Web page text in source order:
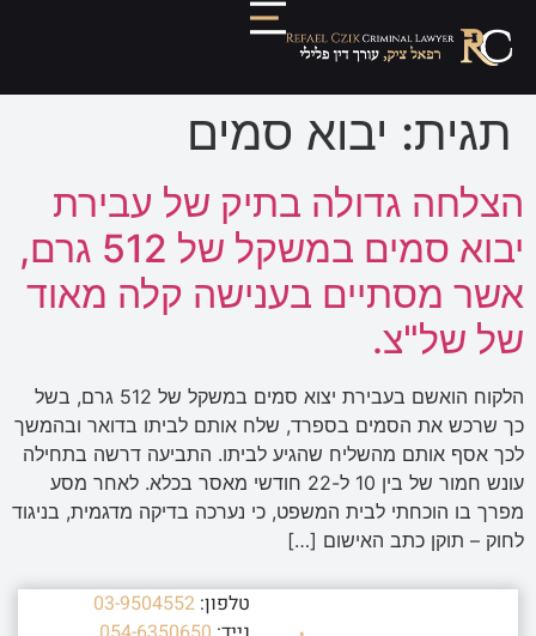
תגית: יבוא סמים
הצלחה גדולה בתיק של עבירת
יבוא סמים במשקל של 512 גרם,
אשר מסתיים בענישה קלה מאוד
של של"צ.
הלקוח הואשם בעבירת יצוא סמים במשקל של 512 גרם, בשל
כך שרכש את הסמים בספרד, שלח אותם לביתו בדואר ובהמשך
לכך אסף אותם מהשליח שהגיע לביתו. התביעה דרשה בתחילה
עונש חמור של בין 10 ל-22 חודשי מאסר בכלא. לאחר מסע
מפרך בו הוכחתי לבית המשפט, כי נערכה בדיקה מדגמית, בניגוד
לחוק – תוקן כתב האישום […]
טלפון: 03-9504552